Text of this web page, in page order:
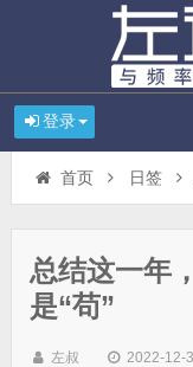
登录
首页 日签
总结这一年
是“苟”
左叔 2022-12-